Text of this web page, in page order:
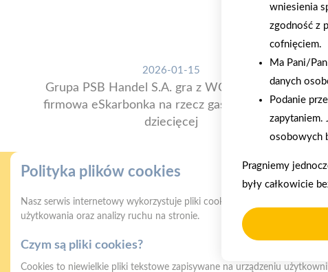
2026-01-15
Grupa PSB Handel S.A. gra z WOŚP. Powstała
firmowa eSkarbonka na rzecz gastroenterologii
dziecięcej
Gwarancja jakości
wniesienia
zgodność z
cofnięciem.
Ma Pani/
danych
Podanie
zapytaniem.
osobowych
Pragniemy
były całkowicie
Polityka plików cookies
Nasz serwis internetowy wykorzystuje pliki cookies w celu zapewnienia
użytkowania oraz analizy ruchu na stronie.
Czym są pliki cookies?
Cookies to niewielkie pliki tekstowe zapisywane na urządzeniu